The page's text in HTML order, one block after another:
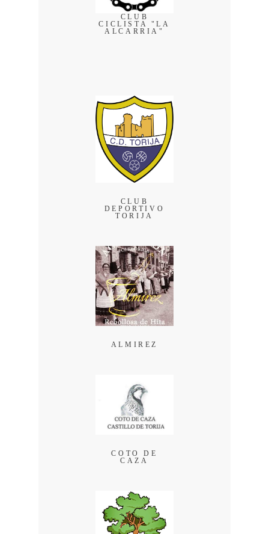
CLUB
CICLISTA "LA
ALCARRIA"
CLUB
DEPORTIVO
TORIJA
ALMIREZ
COTO DE
CAZA